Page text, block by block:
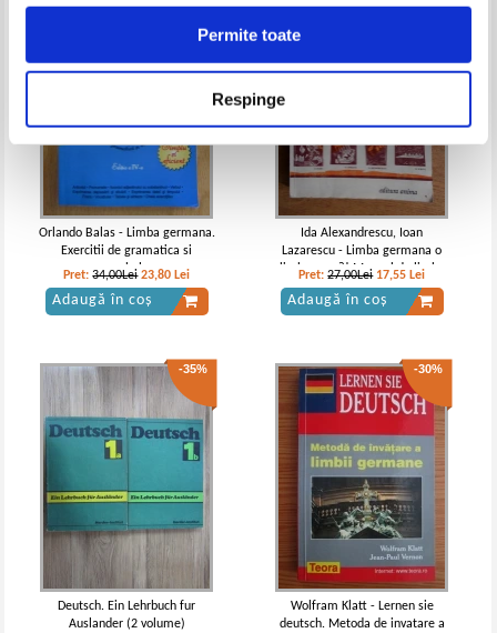
Permite toate
Respinge
Orlando Balas - Limba germana.
Exercitii de gramatica si
vocabular
Pret:34,00Lei 23,80 Lei
Adaugă în coș
Ida Alexandrescu, Ioan
Lazarescu - Limba germana o
limba grea?! Manual de limba
germana, nivel mediu si avansat
Pret:27,00Lei 17,55 Lei
Adaugă în coș
-35%
Deutsch. Ein Lehrbuch fur
Auslander (2 volume)
-30%
Wolfram Klatt - Lernen sie
deutsch. Metoda de invatare a